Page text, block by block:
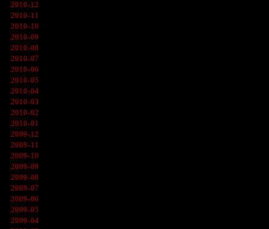
2010-12
2010-11
2010-10
2010-09
2010-08
2010-07
2010-06
2010-05
2010-04
2010-03
2010-02
2010-01
2009-12
2009-11
2009-10
2009-09
2009-08
2009-07
2009-06
2009-05
2009-04